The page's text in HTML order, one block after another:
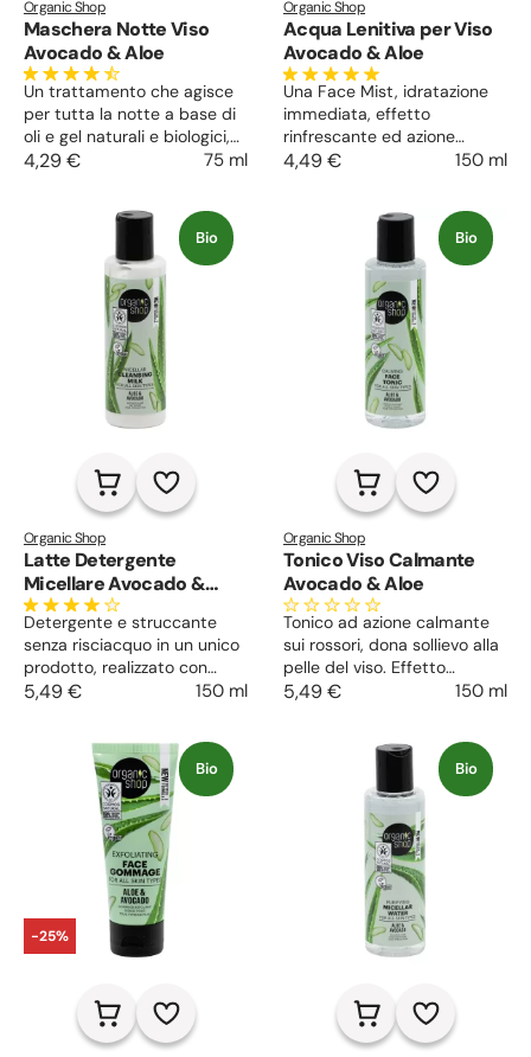
Organic Shop
Maschera Notte Viso
Avocado & Aloe
Un trattamento che agisce
per tutta la notte a base di
oli e gel naturali e biologici,
con un’intensa azione
un aspetto sano e giovane.
Minimizza rughe ed occhiaie
ed illumina qualsiasi tipo di
4,29 € 75 ml
Organic Shop
Acqua Lenitiva per Viso
Avocado & Aloe
Una Face Mist, idratazione
immediata, effetto
rinfrescante ed azione
lenitiva dell’acqua che va
desidera. Un must-have
della skincare veloce, per
una protezione continua.
4,49 € 150 ml
Bio
Organic Shop
Latte Detergente
Micellare Avocado &
Aloe
Detergente e struccante
senza risciacquo in un unico
prodotto, realizzato con
ingredienti naturali, con
con micelle dall’azione
assorbente lascia la pelle
liscia e luminosa, idratata e
5,49 € 150 ml
Bio
Organic Shop
Tonico Viso Calmante
Avocado & Aloe
Tonico ad azione calmante
sui rossori, dona sollievo alla
pelle del viso. Effetto
decongestionante e
restringe i pori dilatati.
Prepara la cute
all’idratazione riequilibrando
il PH cutaneo.
5,49 € 150 ml
Bio
-25%
Bio